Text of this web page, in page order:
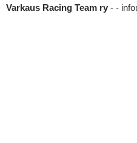
Varkaus Racing Team ry - -